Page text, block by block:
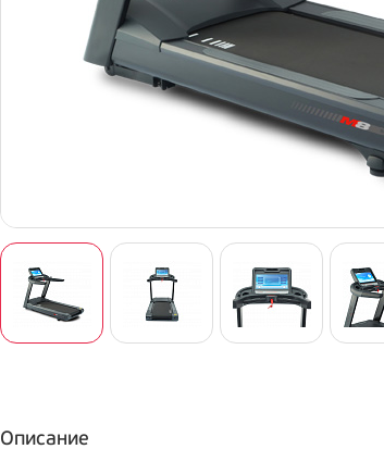
Описание